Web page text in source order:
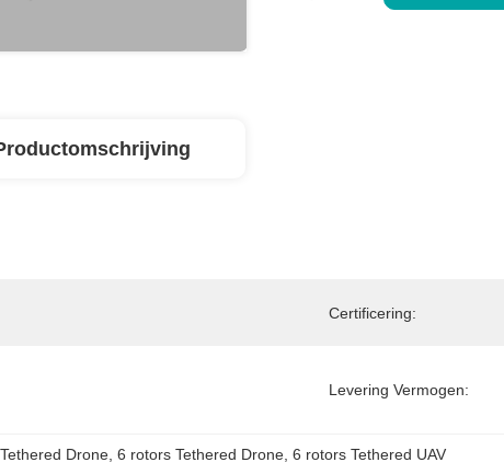
Certificering:
Levering Vermogen:
Drone 6 rotors Tethered Drone 6 rotors Tethered UAV